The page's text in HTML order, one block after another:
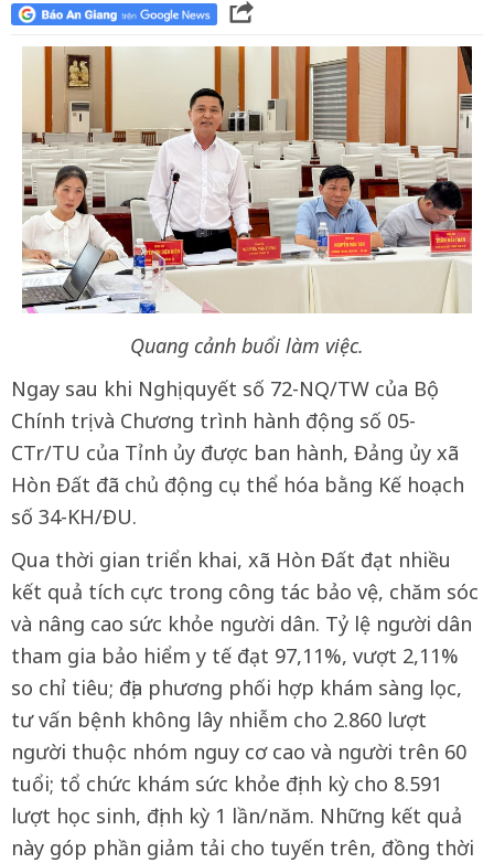
Quang cảnh buổi làm việc.
Ngay sau khi Nghị quyết số 72-NQ/TW của Bộ
Chính trị và Chương trình hành động số 05-
CTr/TU của Tỉnh ủy được ban hành, Đảng ủy xã
Hòn Đất đã chủ động cụ thể hóa bằng Kế hoạch
số 34-KH/ĐU.
Qua thời gian triển khai, xã Hòn Đất đạt nhiều
kết quả tích cực trong công tác bảo vệ, chăm sóc
và nâng cao sức khỏe người dân. Tỷ lệ người dân
tham gia bảo hiểm y tế đạt 97,11%, vượt 2,11%
so chỉ tiêu; địa phương phối hợp khám sàng lọc,
tư vấn bệnh không lây nhiễm cho 2.860 lượt
người thuộc nhóm nguy cơ cao và người trên 60
tuổi; tổ chức khám sức khỏe định kỳ cho 8.591
lượt học sinh, định kỳ 1 lần/năm. Những kết quả
này góp phần giảm tải cho tuyến trên, đồng thời